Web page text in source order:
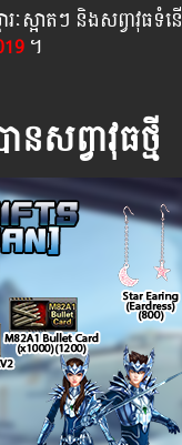
រៈស្អាតៗ និងសព្វាវុធទំ
។
សព្វាវុធថ្មី